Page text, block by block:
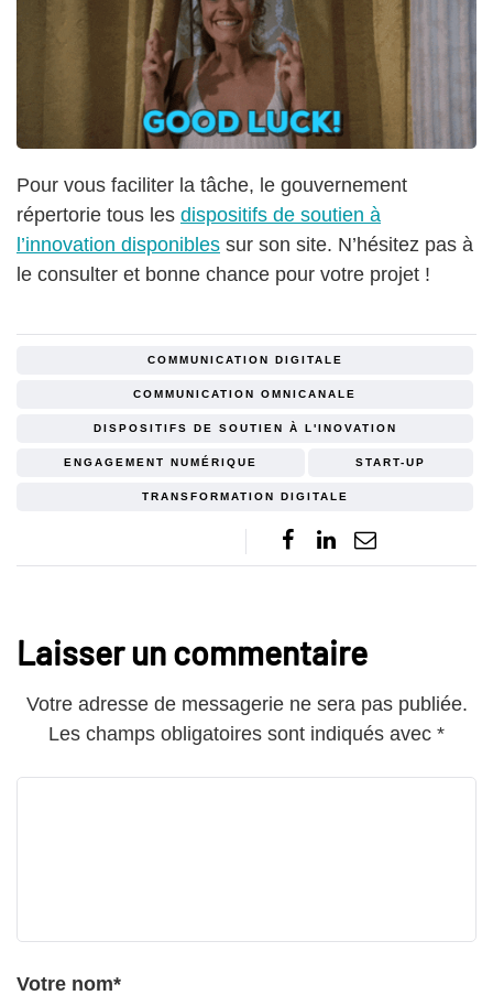
Pour vous faciliter la tâche, le gouvernement
répertorie tous les dispositifs de soutien à
l’innovation disponibles sur son site. N’hésitez pas à
le consulter et bonne chance pour votre projet !
COMMUNICATION DIGITALE
COMMUNICATION OMNICANALE
DISPOSITIFS DE SOUTIEN À L'INOVATION
ENGAGEMENT NUMÉRIQUE START-UP
TRANSFORMATION DIGITALE
Laisser un commentaire
Votre adresse de messagerie ne sera pas publiée.
Les champs obligatoires sont indiqués avec *
Votre nom*